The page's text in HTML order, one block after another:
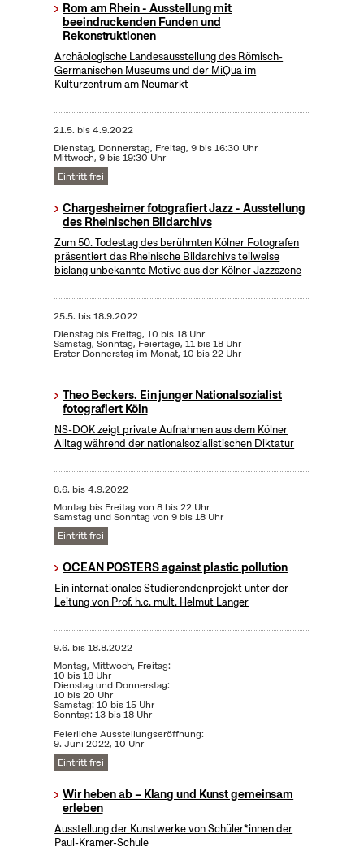
Rom am Rhein - Ausstellung mit
beeindruckenden Funden und
Rekonstruktionen
Archäologische Landesausstellung des Römisch-
Germanischen Museums und der MiQua im
Kulturzentrum am Neumarkt
21.5. bis4.9.2022
Dienstag, Donnerstag, Freitag, 9 bis 16:30 Uhr
Mittwoch, 9 bis 19:30 Uhr
Eintritt frei
Chargesheimer fotografiert Jazz - Ausstellung
des Rheinischen Bildarchivs
Zum 50. Todestag des berühmten Kölner Fotografen
präsentiert das Rheinische Bildarchivs teilweise
bislang unbekannte Motive aus der Kölner Jazzszene
25.5. bis18.9.2022
Dienstag bis Freitag, 10 bis 18 Uhr
Samstag, Sonntag, Feiertage, 11 bis 18 Uhr
Erster Donnerstag im Monat, 10 bis 22 Uhr
Theo Beckers. Ein junger Nationalsozialist
fotografiert Köln
NS-DOK zeigt private Aufnahmen aus dem Kölner
Alltag während der nationalsozialistischen Diktatur
8.6. bis4.9.2022
Montag bis Freitag von 8 bis 22 Uhr
Samstag und Sonntag von 9 bis 18 Uhr
Eintritt frei
OCEAN POSTERS against plastic pollution
Ein internationales Studierendenprojekt unter der
Leitung von Prof. h.c. mult. Helmut Langer
9.6. bis18.8.2022
Montag, Mittwoch, Freitag:
10 bis 18 Uhr
Dienstag und Donnerstag:
10 bis 20 Uhr
Samstag: 10 bis 15 Uhr
Sonntag: 13 bis 18 Uhr
Feierliche Ausstellungseröffnung:
9. Juni 2022, 10 Uhr
Eintritt frei
Wir heben ab – Klang und Kunst gemeinsam
erleben
Ausstellung der Kunstwerke von Schüler*innen der
Paul-Kramer-Schule